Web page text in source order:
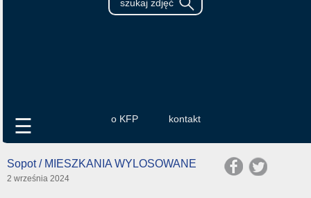
o KFP kontakt
☰
Sopot / MIESZKANIA WYLOSOWANE
2 września 2024